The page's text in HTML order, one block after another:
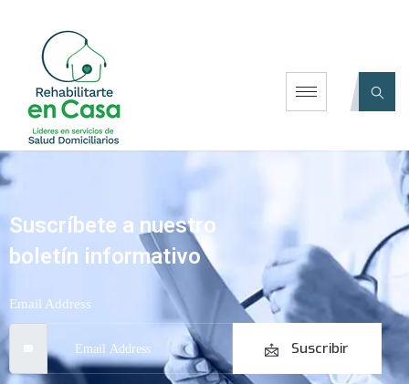
Suscríbete a nuestro
boletín informativo
Email Address
Suscribir